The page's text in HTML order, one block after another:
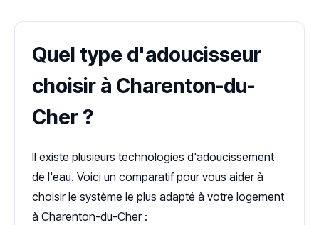
Quel type d'adoucisseur
choisir à Charenton-du-
Cher ?
Il existe plusieurs technologies d'adoucissement
de l'eau. Voici un comparatif pour vous aider à
choisir le système le plus adapté à votre logement
à Charenton-du-Cher :